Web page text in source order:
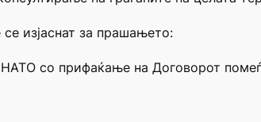
изјаснат за прашањето:
со прифаќање на Договорот